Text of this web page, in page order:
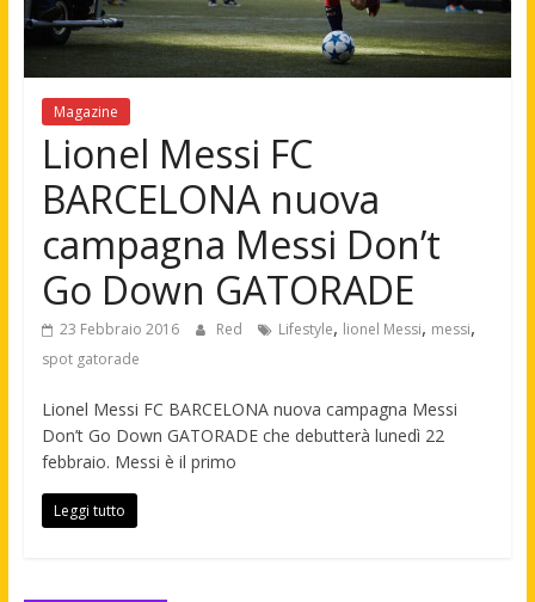
Magazine
Lionel Messi FC
BARCELONA nuova
campagna Messi Don’t
Go Down GATORADE
23 Febbraio 2016 Red Lifestyle, lionel Messi, messi,
spot gatorade
Lionel Messi FC BARCELONA nuova campagna Messi
Don’t Go Down GATORADE che debutterà lunedì 22
febbraio. Messi è il primo
Leggi tutto